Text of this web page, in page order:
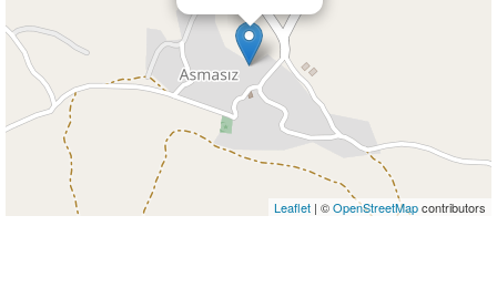
Leaflet | ©OpenStreetMapcontributors